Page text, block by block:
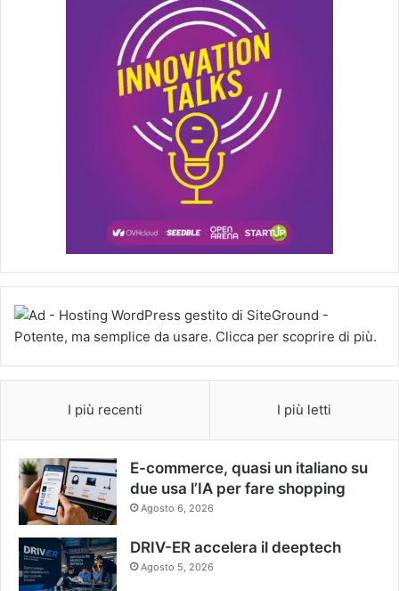
I più recenti I più letti
E-commerce, quasi un italiano su
due usa l’IA per fare shopping
Agosto 6, 2026
DRIV-ER accelera il deeptech
Agosto 5, 2026